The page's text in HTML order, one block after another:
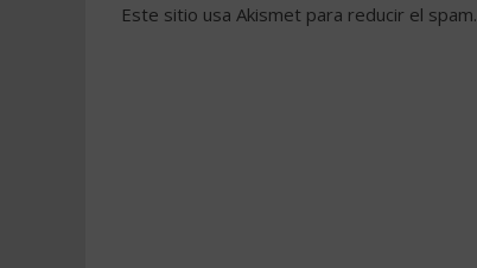
Este sitio usa Akismet para reducir el spam.